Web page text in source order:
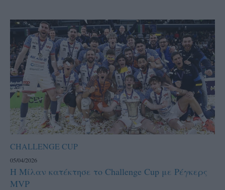
CHALLENGE CUP
05/04/2026
Η Μίλαν κατέκτησε το Challenge Cup με Ρέγκερς
MVP